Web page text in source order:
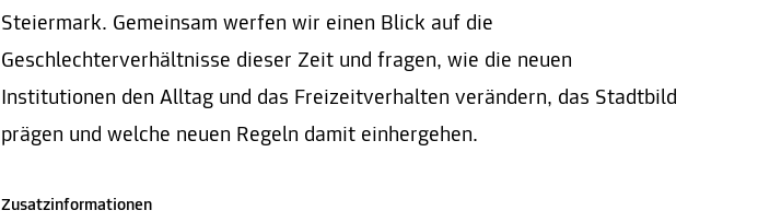
Steiermark. Gemeinsam werfen wir einen Blick auf die
Geschlechterverhältnisse dieser Zeit und fragen, wie die neuen
Institutionen den Alltag und das Freizeitverhalten verändern, das Stadtbild
prägen und welche neuen Regeln damit einhergehen.
Zusatzinformationen